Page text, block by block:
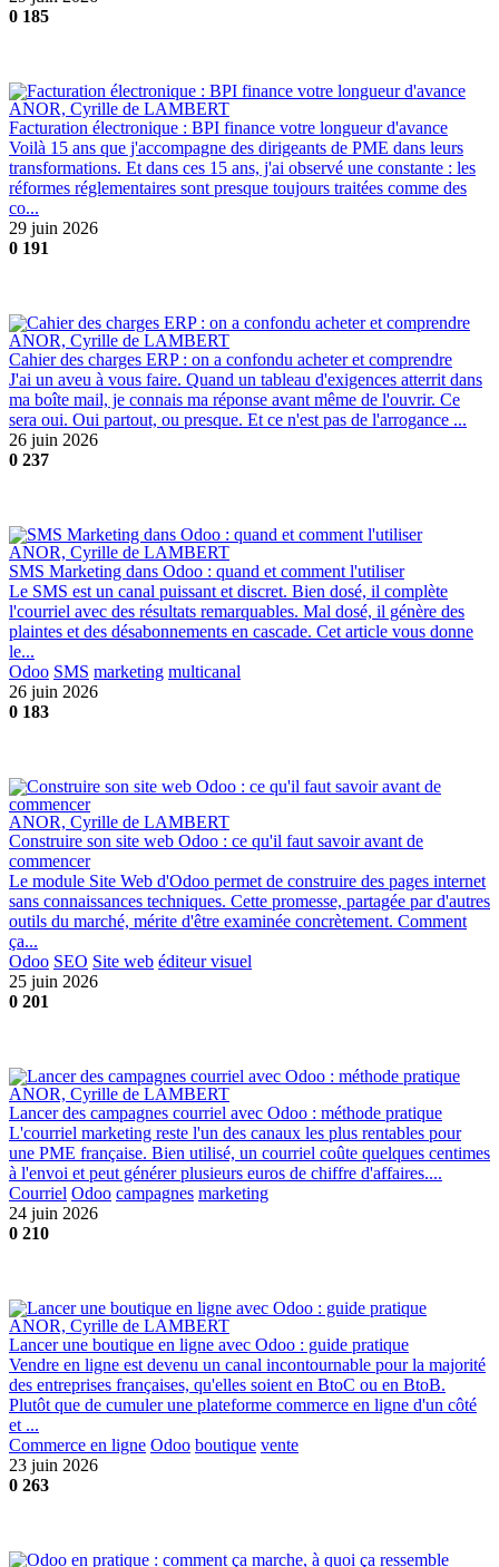
0 185
ANOR, Cyrille de LAMBERT
Facturation électronique : BPI finance votre longueur d'avance
Voilà 15 ans que j'accompagne des dirigeants de PME dans leurs
transformations. Et dans ces 15 ans, j'ai observé une constante : les
réformes réglementaires sont presque toujours traitées comme des
co...
29 juin 2026
0 191
ANOR, Cyrille de LAMBERT
Cahier des charges ERP : on a confondu acheter et comprendre
J'ai un aveu à vous faire. Quand un tableau d'exigences atterrit dans
ma boîte mail, je connais ma réponse avant même de l'ouvrir. Ce
sera oui. Oui partout, ou presque. Et ce n'est pas de l'arrogance ...
26 juin 2026
0 237
ANOR, Cyrille de LAMBERT
SMS Marketing dans Odoo : quand et comment l'utiliser
Le SMS est un canal puissant et discret. Bien dosé, il complète
l'courriel avec des résultats remarquables. Mal dosé, il génère des
plaintes et des désabonnements en cascade. Cet article vous donne
le...
Odoo SMS marketing multicanal
26 juin 2026
0 183
ANOR, Cyrille de LAMBERT
Construire son site web Odoo : ce qu'il faut savoir avant de
commencer
Le module Site Web d'Odoo permet de construire des pages internet
sans connaissances techniques. Cette promesse, partagée par d'autres
outils du marché, mérite d'être examinée concrètement. Comment
ça...
Odoo SEO Site web éditeur visuel
25 juin 2026
0 201
ANOR, Cyrille de LAMBERT
Lancer des campagnes courriel avec Odoo : méthode pratique
L'courriel marketing reste l'un des canaux les plus rentables pour
une PME française. Bien utilisé, un courriel coûte quelques centimes
à l'envoi et peut générer plusieurs euros de chiffre d'affaires....
Courriel Odoo campagnes marketing
24 juin 2026
0 210
ANOR, Cyrille de LAMBERT
Lancer une boutique en ligne avec Odoo : guide pratique
Vendre en ligne est devenu un canal incontournable pour la majorité
des entreprises françaises, qu'elles soient en BtoC ou en BtoB.
Plutôt que de cumuler une plateforme commerce en ligne d'un côté
et ...
Commerce en ligne Odoo boutique vente
23 juin 2026
0 263